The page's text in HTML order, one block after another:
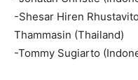
-Shesar Hiren
Thammasin (Thailand)
-Tommy Sugiarto